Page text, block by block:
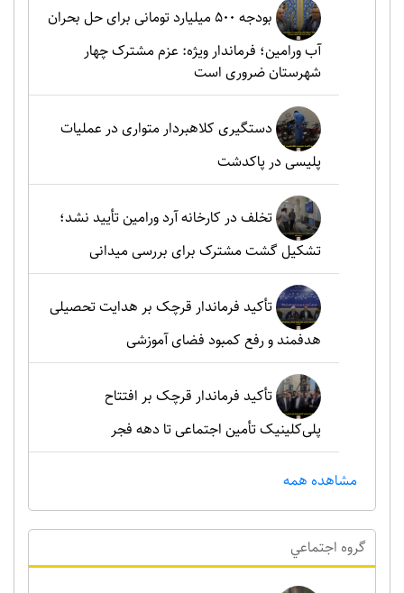
بودجه ۵۰۰ میلیارد تومانی برای حل بحران
آب ورامین؛ فرماندار ویژه: عزم مشترک چهار
شهرستان ضروری است
دستگیری کلاهبردار متواری در عملیات
پلیسی در پاکدشت
تخلف در کارخانه آرد ورامین تأیید نشد؛
تشکیل گشت مشترک برای بررسی میدانی
تأکید فرماندار قرچک بر هدایت تحصیلی
هدفمند و رفع کمبود فضای آموزشی
تأکید فرماندار قرچک بر افتتاح
پلی‌کلینیک تأمین اجتماعی تا دهه فجر
مشاهده همه
گروه اجتماعي